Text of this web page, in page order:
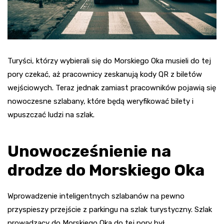
Turyści, którzy wybierali się do Morskiego Oka musieli do tej
pory czekać, aż pracownicy zeskanują kody QR z biletów
wejściowych. Teraz jednak zamiast pracowników pojawią się
nowoczesne szlabany, które będą weryfikować bilety i
wpuszczać ludzi na szlak.
Unowocześnienie na
drodze do Morskiego Oka
Wprowadzenie inteligentnych szlabanów na pewno
przyspieszy przejście z parkingu na szlak turystyczny. Szlak